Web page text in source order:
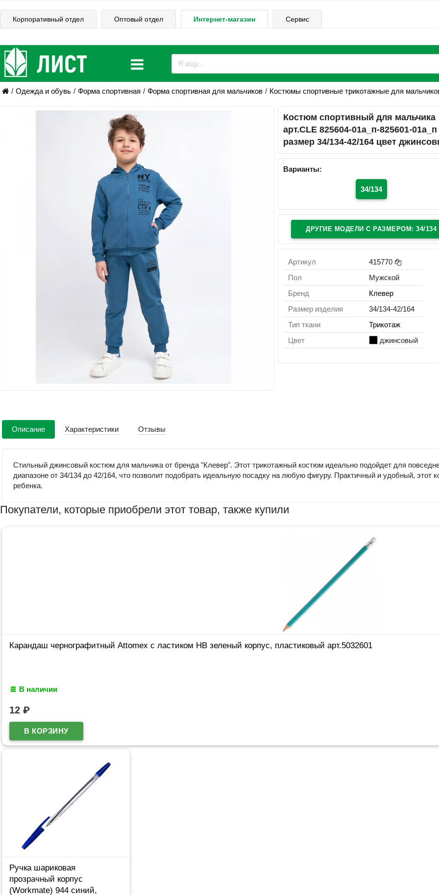
Корпоративный отдел Оптовый отдел Интернет-магазин Сервис
Одежда и обувь Форма спортивная Форма спортивная для мальчиков Костюмы спортивные трикотажные для
Костюм спортивный для мальчика
арт.CLE 825604-01а_п-825601-01а_п
размер 34/134-42/164 цвет
Варианты:
34/134
ДРУГИЕ МОДЕЛИ C РАЗМЕРОМ: 34/134
Артикул
415770
Пол
Мужской
Бренд
Клевер
Размер изделия
34/134-42/164
Тип ткани
Трикотаж
Цвет
джинсовый
Описание Характеристики Отзывы
Стильный джинсовый костюм для мальчика от бренда "Клевер". Этот трикотажный костюм идеально подойдет для
диапазоне от 34/134 до 42/164, что позволит подобрать идеальную посадку на любую фигуру. Практичный и удобный, этот
ребенка.
Покупатели, которые приобрели этот товар, также купили
Карандаш чернографитный Attomex с ластиком НВ зеленый корпус, пластиковый арт.5032601
В наличии
12 ₽
Ручка шариковая
прозрачный корпус
(Workmate) 944 синий,